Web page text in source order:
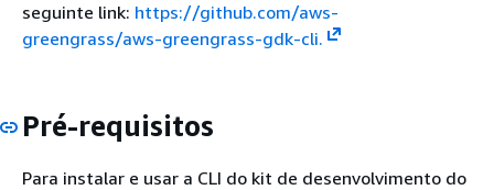
seguinte link: https://github.com/aws-
greengrass/aws-greengrass-gdk-cli.
Pré-requisitos
Para instalar e usar a CLI do kit de desenvolvimento do